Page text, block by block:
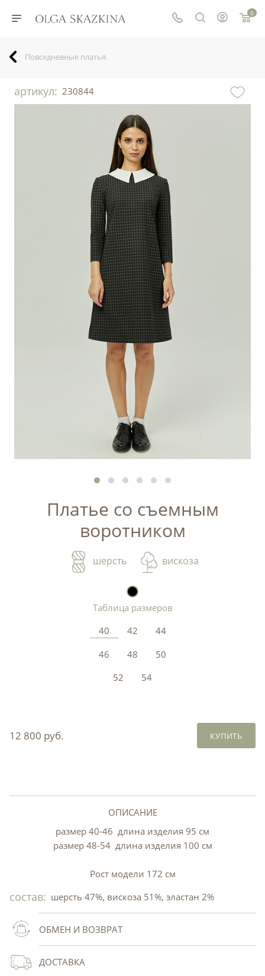
0
Повседневные платья
артикул: 230844
Платье со съемным
воротником
шерсть вискоза
Таблица размеров
40
42
44
46
48
50
52
54
12 800 руб. КУПИТЬ
ОПИСАНИЕ
размер 40-46 длина изделия 95 см
размер 48-54 длина изделия 100 см
Рост модели 172 см
состав: шерсть 47%, вискоза 51%, эластан 2%
ОБМЕН И ВОЗВРАТ
ДОСТАВКА